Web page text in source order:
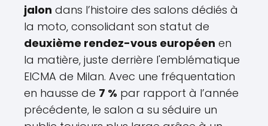
jalon dans l’histoire des salons dédiés à
la moto, consolidant son statut de
deuxième rendez-vous européen en
la matière, juste derrière l'emblématique
EICMA de Milan. Avec une fréquentation
en hausse de 7 % par rapport à l’année
précédente, le salon a su séduire un